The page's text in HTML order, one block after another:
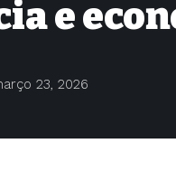
e
23, 2026